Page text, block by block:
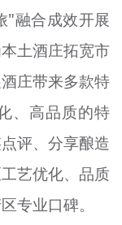
"融合成效开展
土酒庄拓宽市
庄带来多款特
、高品质的特
评、分享酿造
艺优化、品质
专业口碑。